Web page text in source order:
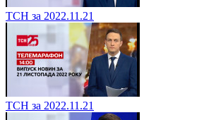
ТСН за 2022.11.21
ТСН за 2022.11.21